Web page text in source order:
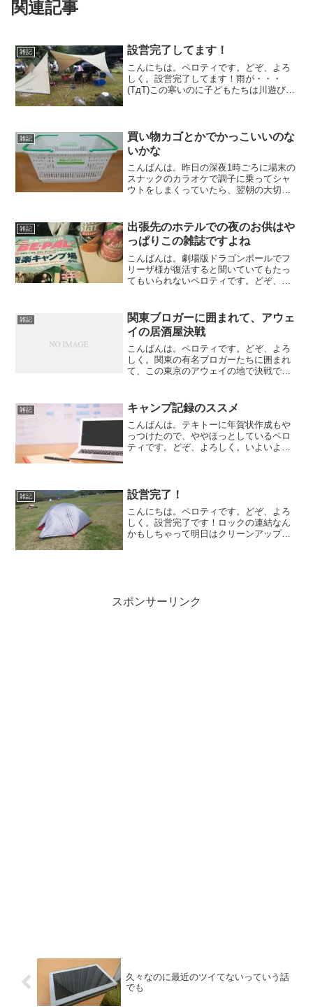
関連記事
雑記 設営完了してます！
こんにちは。ペロティです。どぞ、よろ
しく。設営完了してます！雨が・・・
(TдT)この寒いのに子どもたちは川遊び〜
雑記
買い物カゴとかでかっこいいのな
いかな
こんばんは。昨日の深夜1時ごろに場末の
スナックのカラオケで調子に乗ってシャ
ウトをしまくっていたら、翌朝の大切な
夜中の3時まで飲んでいて、それでいて翌
朝早く会社にいかなけ...
雑記
出張先のホテルでの夜のお供はや
っぱりこの雑誌ですよね
こんばんは。劇場版ドラゴンボールでフ
リーザ様が復活すると聞いていてもたっ
てもいられないペロティです。どぞ、よ
たよりも田舎でちょっとビビりましたｗ
夜遅くついたんですが、駅...
雑記
関東ブロガーに囲まれて、アウェ
イの居酒屋決戦
こんばんは。ペロティです。どぞ、よろ
しく。関東の有名ブロガーたちに囲まれ
て、この東京のアウェイの地で決戦で
雑記 キャンプ記録のススメ
こんばんは。テキトーに年賀状作成もや
っつけたので、ややほっとしているペロ
ティです。どぞ、よろしく。いよいよ今
付けていってくださいね...
雑記 設営完了！
こんにちは。ペロティです。どぞ、よろ
しく。設営完了です！ロックの連結なん
かもしちゃって明日はクリーンアップも
スポンサーリンク
久々なのに最近のツイてないっていう話
でも